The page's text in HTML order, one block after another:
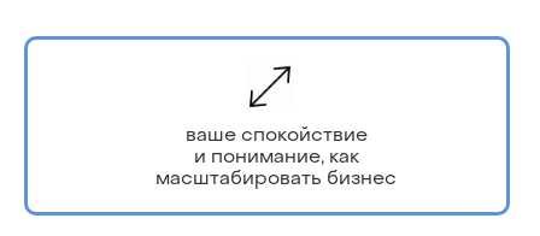
ваше спокойствие
и понимание, как
масштабировать бизнес